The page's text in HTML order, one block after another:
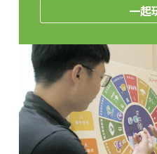
一起